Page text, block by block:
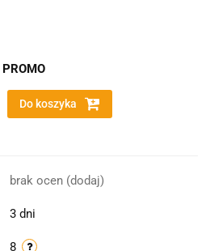
PROMO
Do koszyka
brak ocen (dodaj)
3 dni
8